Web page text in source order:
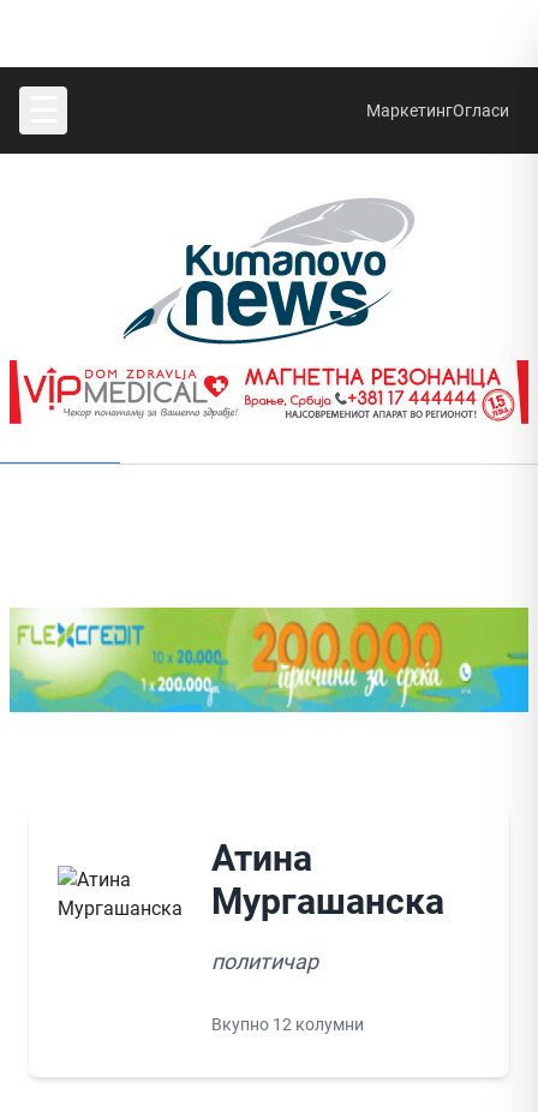
МаркетингОгласи
Атина
Мургашанска
политичар
Вкупно 12 колумни